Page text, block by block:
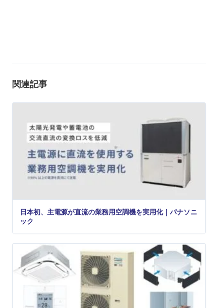
関連記事
日本初、主電源が直流の業務用空調機を実用化｜パナソニ
ック